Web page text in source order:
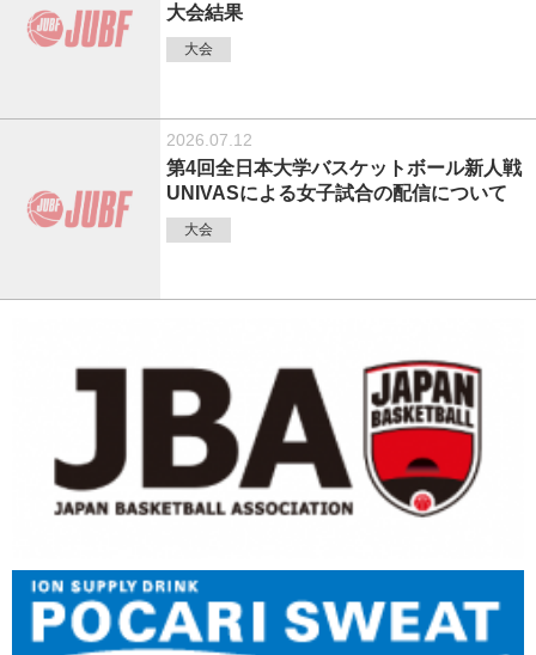
大会結果
大会
2026.07.12
第4回全日本大学バスケットボール新人戦
UNIVASによる女子試合の配信について
大会